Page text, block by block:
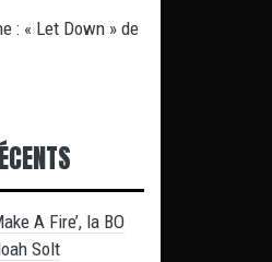
: « Let Down » de
A Fire’, la BO
Solt